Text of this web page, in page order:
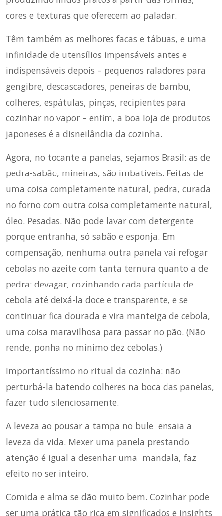
cores e texturas que oferecem ao paladar.
Têm também as melhores facas e tábuas, e uma
infinidade de utensílios impensáveis antes e
indispensáveis depois – pequenos raladores para
gengibre, descascadores, peneiras de bambu,
colheres, espátulas, pinças, recipientes para
cozinhar no vapor – enfim, a boa loja de produtos
japoneses é a disneilândia da cozinha.
Agora, no tocante a panelas, sejamos Brasil: as de
pedra-sabão, mineiras, são imbatíveis. Feitas de
uma coisa completamente natural, pedra, curada
no forno com outra coisa completamente natural,
óleo. Pesadas. Não pode lavar com detergente
porque entranha, só sabão e esponja. Em
compensação, nenhuma outra panela vai refogar
cebolas no azeite com tanta ternura quanto a de
pedra: devagar, cozinhando cada partícula de
cebola até deixá-la doce e transparente, e se
continuar fica dourada e vira manteiga de cebola,
uma coisa maravilhosa para passar no pão. (Não
rende, ponha no mínimo dez cebolas.)
Importantíssimo no ritual da cozinha: não
perturbá-la batendo colheres na boca das panelas,
fazer tudo silenciosamente.
A leveza ao pousar a tampa no bule ensaia a
leveza da vida. Mexer uma panela prestando
atenção é igual a desenhar uma mandala, faz
efeito no ser inteiro.
Comida e alma se dão muito bem. Cozinhar pode
ser uma prática tão rica em significados e insights